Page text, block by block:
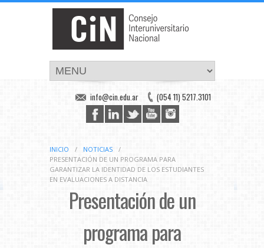
(054 11) 5217.3101
info@cin.edu.ar
INICIO / NOTICIAS
/
PRESENTACIÓN DE UN PROGRAMA PARA
GARANTIZAR LA IDENTIDAD DE LOS ESTUDIANTES
EN EVALUACIONES A DISTANCIA
Presentación de un
programa para